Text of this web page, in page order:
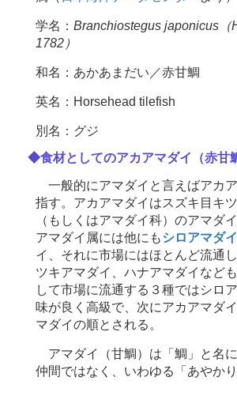
学名： Branchiostegus japonicus（
1782）
和名：あかあまだい／赤甘鯛
英名：Horsehead tilefish
別名：グジ
◆食材としてのアカアマダイ（赤甘
一般的にアマダイと言えばアカ
指す。アカアマダイはスズキ目キ
（もしくはアマダイ科）のアマダ
アマダイ属には他にもシロアマダイ
イ、それに市場にはほとんど流通
ツキアマダイ、ハナアマダイなど
して市場に流通する３種ではシロ
味が良く高級で、次にアカアマダ
マダイの順とされる。
アマダイ（甘鯛）は「鯛」と名
仲間ではなく、いわゆる「あやかり